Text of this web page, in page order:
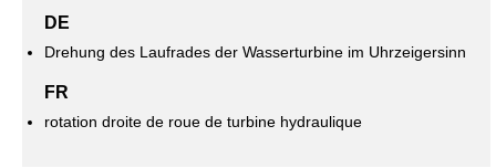
DE
Drehung des Laufrades der Wasserturbine im Uhrzeigersinn
FR
rotation droite de roue de turbine hydraulique